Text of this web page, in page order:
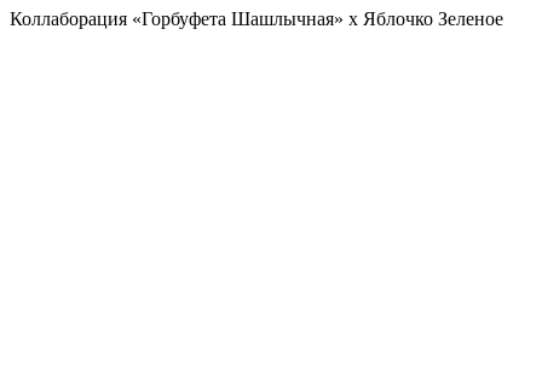
Коллаборация «Горбуфета Шашлычная» х Яблочко Зеленое